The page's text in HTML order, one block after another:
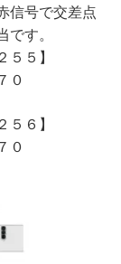
信号で交差点
す。
５】
６】